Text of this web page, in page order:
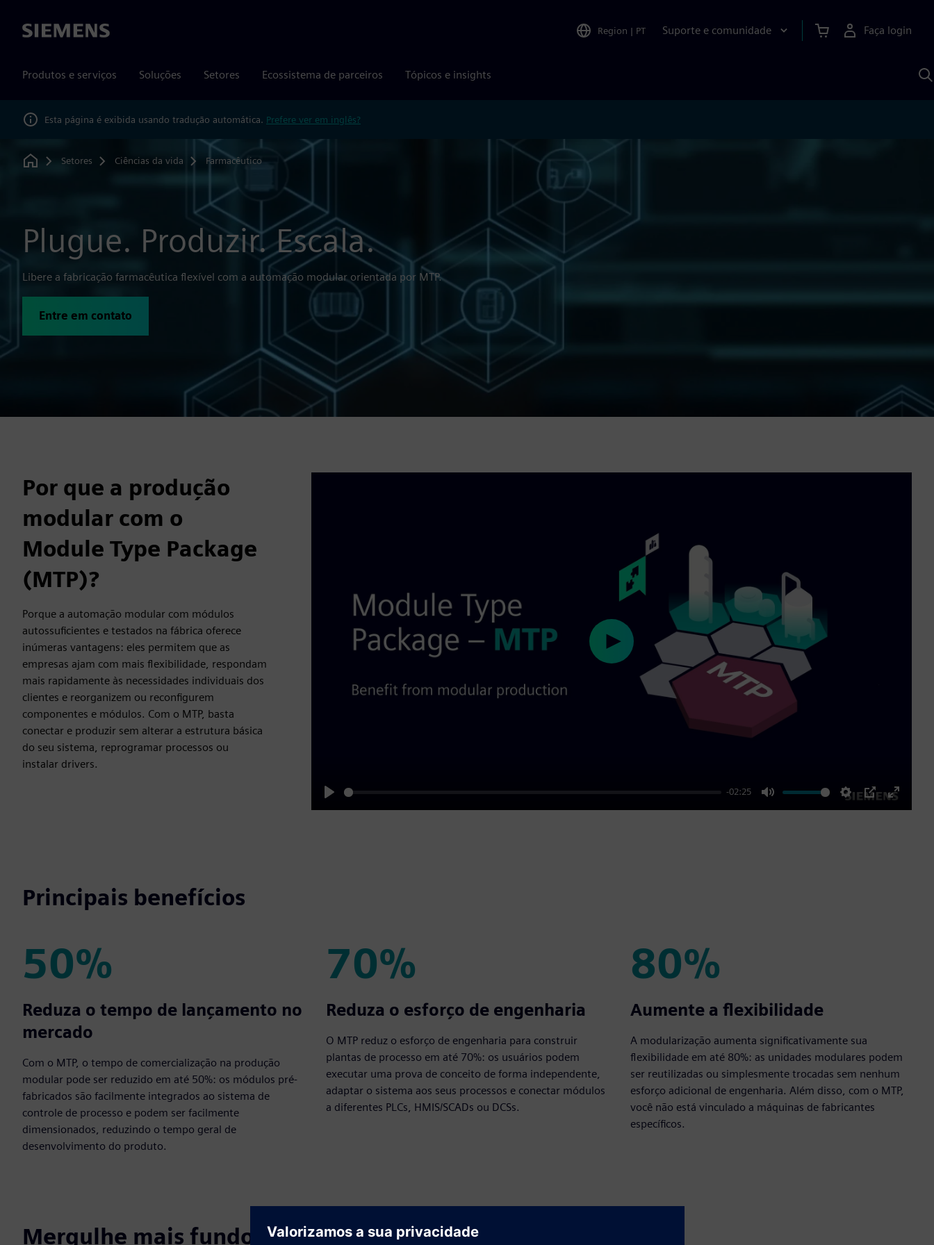
Siemens Region | PT Suporte e comunidade Faça login
Produtos e serviços Soluções Setores Ecossistema de parceiros Tópicos e insights
Esta página é exibida usando tradução automática. Prefere ver em inglês?
Home
Setores Ciências da vida Farmacêutico
Plugue. Produzir. Escala.
Libere a fabricação farmacêutica flexível com a automação modular orientada por MTP.
Entre em contato
Por que a produção
modular com o
Module Type Package
(MTP)?
Porque a automação modular com módulos
autossuficientes e testados na fábrica oferece
inúmeras vantagens: eles permitem que as
empresas ajam com mais flexibilidade, respondam
mais rapidamente às necessidades individuais dos
clientes e reorganizem ou reconfigurem
componentes e módulos. Com o MTP, basta
conectar e produzir sem alterar a estrutura básica
do seu sistema, reprogramar processos ou
instalar drivers.
Play
-02:25
Mute Settings
PIP
Enter
Play
Principais benefícios
50%
50%
Reduza o tempo de lançamento no
mercado
Com o MTP, o tempo de comercialização na produção
modular pode ser reduzido em até 50%: os módulos pré-
fabricados são facilmente integrados ao sistema de
controle de processo e podem ser facilmente
dimensionados, reduzindo o tempo geral de
desenvolvimento do produto.
70%
70%
Reduza o esforço de engenharia
O MTP reduz o esforço de engenharia para construir
plantas de processo em até 70%: os usuários podem
executar uma prova de conceito de forma independente,
adaptar o sistema aos seus processos e conectar módulos
a diferentes PLCs, HMIS/SCADs ou DCSs.
80%
80%
Aumente a flexibilidade
A modularização aumenta significativamente sua
flexibilidade em até 80%: as unidades modulares podem
ser reutilizadas ou simplesmente trocadas sem nenhum
esforço adicional de engenharia. Além disso, com o MTP,
você não está vinculado a máquinas de fabricantes
específicos.
Mergulhe mais fundo na produção modular